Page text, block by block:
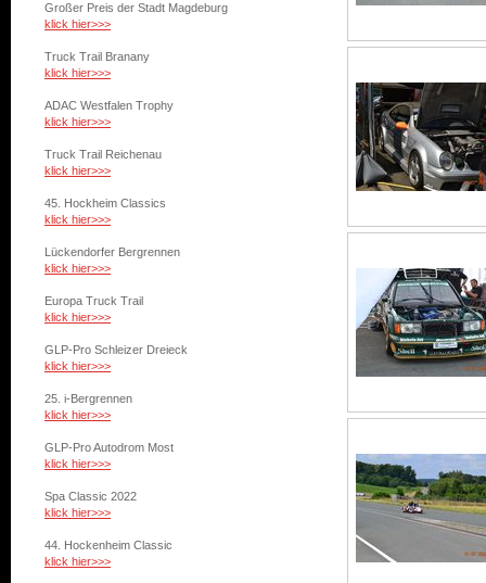
Großer Preis der Stadt Magdeburg
klick hier>>>
Truck Trail Branany
klick hier>>>
ADAC Westfalen Trophy
klick hier>>>
Truck Trail Reichenau
klick hier>>>
45. Hockheim Classics
klick hier>>>
Lückendorfer Bergrennen
klick hier>>>
Europa Truck Trail
klick hier>>>
GLP-Pro Schleizer Dreieck
klick hier>>>
25. i-Bergrennen
klick hier>>>
GLP-Pro Autodrom Most
klick hier>>>
Spa Classic 2022
klick hier>>>
44. Hockenheim Classic
klick hier>>>